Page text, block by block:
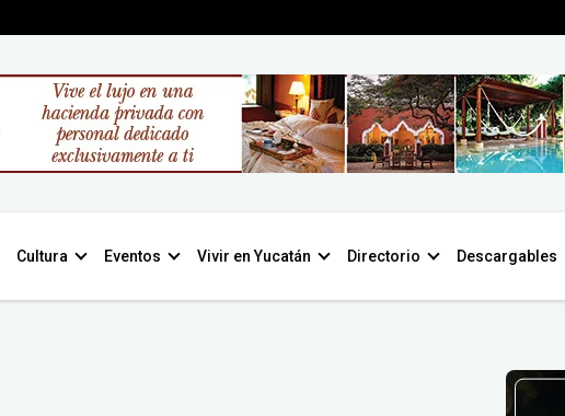
Cultura Eventos Vivir en Yucatán Directorio Descargables